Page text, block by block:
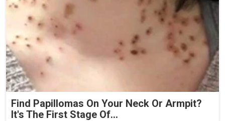
Find Papillomas On Your Neck Or Armpit?
It's The First Stage Of...